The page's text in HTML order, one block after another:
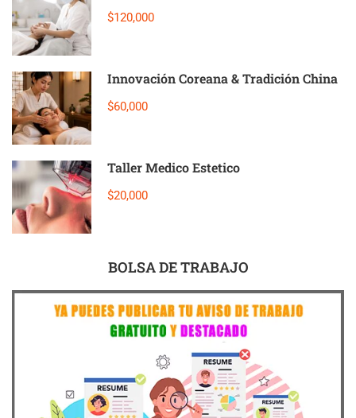
$120,000
Innovación Coreana & Tradición China
$60,000
Taller Medico Estetico
$20,000
BOLSA DE TRABAJO